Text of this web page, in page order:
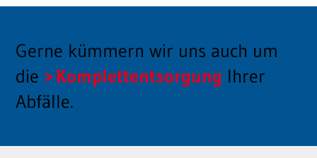
Gerne kümmern wir uns auch um
die
Komplettentsorgung Ihrer
Abfälle.